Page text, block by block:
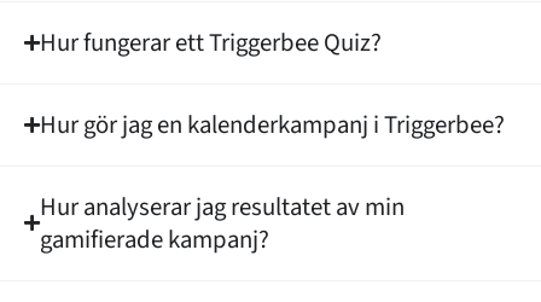
Hur fungerar ett Triggerbee Quiz?
Hur gör jag en kalenderkampanj i Triggerbee?
Hur analyserar jag resultatet av min
gamifierade kampanj?